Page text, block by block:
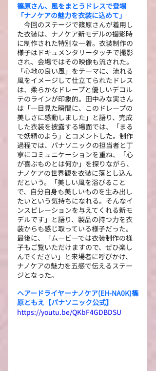
篠原さん、風をまとうドレスで登場
「ナノケアの魅力を衣装に込めて」
今回のステージで篠原さんが着用し
た衣装は、ナノケア新モデルの撮影時
に制作された特別な一着。衣装制作の
様子はドキュメンタリータッチで撮影
され、会場ではその映像も流された。
「心地の良い風」をテーマに、流れる
風をイメージして仕立てられたドレス
は、柔らかなドレープと優しいデコル
テのラインが印象的。田中みな実さん
は「一目見た瞬間に、このドレープの
美しさに感動しました」と語り、完成
した衣装を披露する場面では、「まる
で妖精のよう」とコメントした。制作
過程では、パナソニックの担当者と丁
寧にコミュニケーションを重ね、「心
が喜ぶものとは何か」を探りながら、
ナノケアの世界観を衣装に落とし込ん
だという。「美しい風を浴びること
で、自分自身も美しいものを生み出し
たいという気持ちになれる。そんなイ
ンスピレーションを与えてくれる新モ
デルです」と語り、製品の持つ力を衣
装からも感じ取っている様子だった。
最後に、「ムービーでは衣装制作の様
子もご覧いただけますので、ぜひ楽し
んでください」と来場者に呼びかけ、
ナノケアの魅力を五感で伝えるステー
ジとなった。
ヘアードライヤーナノケア(EH-NA0K)篠
原ともえ【パナソニック公式】
https://youtu.be/QKbF4GDBDSU